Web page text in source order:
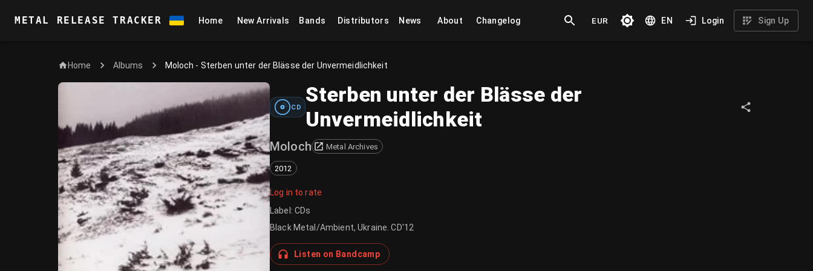
METAL RELEASE TRACKER Home New Arrivals Bands Distributors News About Changelog EUR EN Login Sign Up
Home Albums Moloch - Sterben unter der Blässe der Unvermeidlichkeit
CD
Sterben unter der Blässe der
Unvermeidlichkeit
Moloch Metal Archives
2012
Log in to rate
Label :CDs
Black Metal/Ambient, Ukraine. CD'12
Listen on Bandcamp